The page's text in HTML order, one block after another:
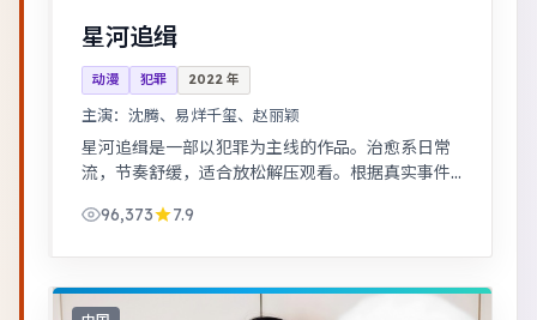
星河追缉
动漫 犯罪 2022 年
主演： 沈腾、易烊千玺、赵丽颖
星河追缉是一部以犯罪为主线的作品。治愈系日常
流，节奏舒缓，适合放松解压观看。根据真实事件
96,373
7.9